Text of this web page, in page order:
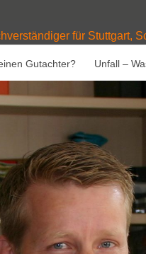
für Stuttgart,
Gutachter? Unfall –